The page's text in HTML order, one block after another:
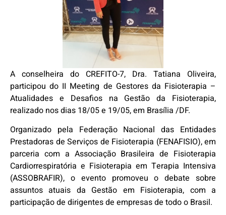
A conselheira do CREFITO-7, Dra. Tatiana Oliveira,
participou do II Meeting de Gestores da Fisioterapia –
Atualidades e Desafios na Gestão da Fisioterapia,
realizado nos dias 18/05 e 19/05, em Brasília /DF.
Organizado pela Federação Nacional das Entidades
Prestadoras de Serviços de Fisioterapia (FENAFISIO), em
parceria com a Associação Brasileira de Fisioterapia
Cardiorrespiratória e Fisioterapia em Terapia Intensiva
(ASSOBRAFIR), o evento promoveu o debate sobre
assuntos atuais da Gestão em Fisioterapia, com a
participação de dirigentes de empresas de todo o Brasil.